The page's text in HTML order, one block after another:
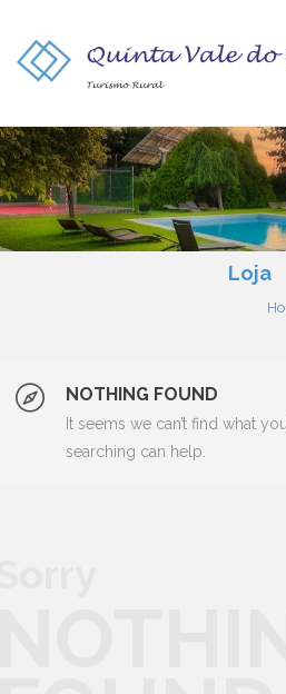
Loja
NOTHING FOUND
It seems we can’t find what
searching can help.
Categorias